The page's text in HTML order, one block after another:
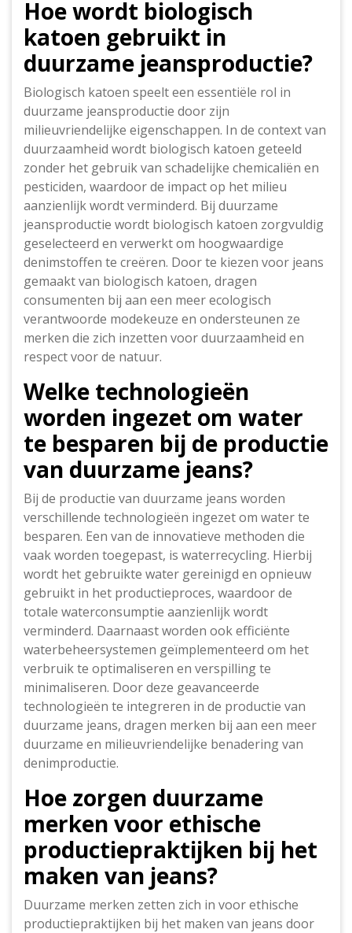
Hoe wordt biologisch
katoen gebruikt in
duurzame jeansproductie?
Biologisch katoen speelt een essentiële rol in
duurzame jeansproductie door zijn
milieuvriendelijke eigenschappen. In de context van
duurzaamheid wordt biologisch katoen geteeld
zonder het gebruik van schadelijke chemicaliën en
pesticiden, waardoor de impact op het milieu
aanzienlijk wordt verminderd. Bij duurzame
jeansproductie wordt biologisch katoen zorgvuldig
geselecteerd en verwerkt om hoogwaardige
denimstoffen te creëren. Door te kiezen voor jeans
gemaakt van biologisch katoen, dragen
consumenten bij aan een meer ecologisch
verantwoorde modekeuze en ondersteunen ze
merken die zich inzetten voor duurzaamheid en
respect voor de natuur.
Welke technologieën
worden ingezet om water
te besparen bij de productie
van duurzame jeans?
Bij de productie van duurzame jeans worden
verschillende technologieën ingezet om water te
besparen. Een van de innovatieve methoden die
vaak worden toegepast, is waterrecycling. Hierbij
wordt het gebruikte water gereinigd en opnieuw
gebruikt in het productieproces, waardoor de
totale waterconsumptie aanzienlijk wordt
verminderd. Daarnaast worden ook efficiënte
waterbeheersystemen geïmplementeerd om het
verbruik te optimaliseren en verspilling te
minimaliseren. Door deze geavanceerde
technologieën te integreren in de productie van
duurzame jeans, dragen merken bij aan een meer
duurzame en milieuvriendelijke benadering van
denimproductie.
Hoe zorgen duurzame
merken voor ethische
productiepraktijken bij het
maken van jeans?
Duurzame merken zetten zich in voor ethische
productiepraktijken bij het maken van jeans door